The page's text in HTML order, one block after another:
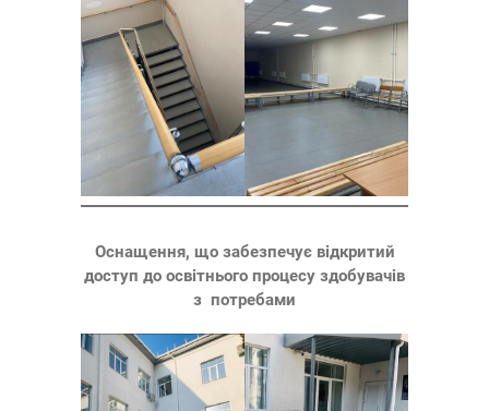
Оснащення, що забезпечує відкритий
доступ до освітнього процесу здобувачів
з потребами